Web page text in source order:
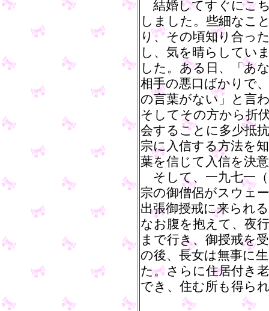
結婚してすぐにこ
しました。些細なこ
り、その頃知り合っ
し、気を晴らしてい
した。ある日、「あ
相手の悪口ばかりで
の言葉がない」と言
そしてその方から折
会することに多少抵
宗に入信する方法を
葉を信じて入信を決
そして、一九七一
宗の御僧侶がスウェ
出張御授戒に来られ
なお腹を抱えて、夜
まで行き、御授戒を
の後、長女は無事に
た。さらに住居付き
でき、住む所も得ら